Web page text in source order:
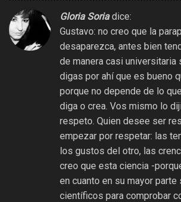
Gloria Soria dice:
Gustavo: no creo que la
desaparezca, antes bien
de manera casi universitaria
digas por ahí que es bueno
porque no depende de lo
diga o crea. Vos mismo lo
respeto. Quien desee ser
empezar por respetar: las
los gustos del otro, las
creo que esta ciencia -
en cuanto en su mayor
científicos para comprobar